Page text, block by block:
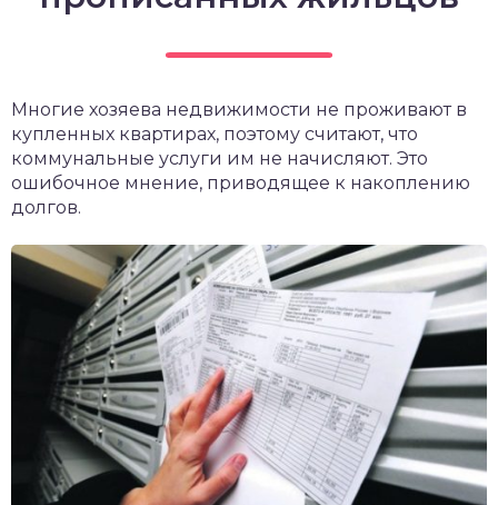
Многие хозяева недвижимости не проживают в
купленных квартирах, поэтому считают, что
коммунальные услуги им не начисляют. Это
ошибочное мнение, приводящее к накоплению
долгов.
крыши и кровли